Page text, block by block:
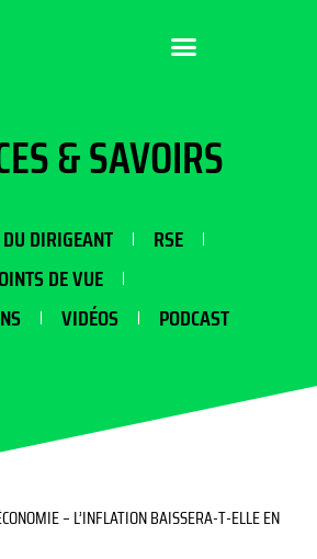
& SAVOIRS
DIRIGEANT
RSE
DE VUE
VIDÉOS PODCAST
– L’INFLATION BAISSERA-T-ELLE EN